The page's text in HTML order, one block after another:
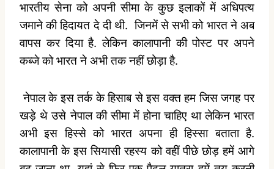
भारतीय सेना को अपनी सीमा के कुछ इलाकों में अधिपत्य
जमाने की हिदायत दे दी थी. जिनमें से सभी को भारत ने अब
वापस कर दिया है. लेकिन कालापानी की पोस्ट पर अपने
कब्जे को भारत ने अभी तक नहीं छोड़ा है.
नेपाल के इस तर्क के हिसाब से इस वक्त हम जिस जगह पर
खड़े थे उसे नेपाल की सीमा में होना चाहिए था लेकिन भारत
अभी इस हिस्से को भारत अपना ही हिस्सा बताता है.
कालापानी के इस सियासी रहस्य को वहीं पीछे छोड़ हमें आगे